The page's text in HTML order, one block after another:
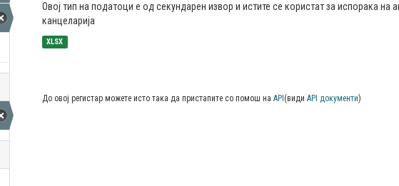
Овој тип на податоци е од секундарен извор и истите се користат за испорака на
канцеларија
XLSX
До овој регистар можете исто така да пристапите со помош на API (види API документи)